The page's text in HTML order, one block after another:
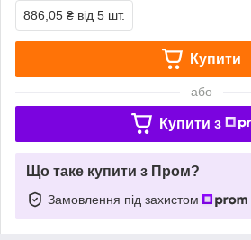
886,05 ₴ від 5 шт.
Купити
або
Купити з
Що таке купити з Пром?
Замовлення під захистом